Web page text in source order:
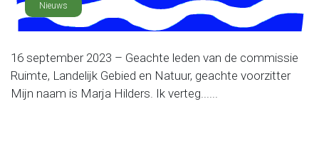
Nieuws
16 september 2023 – Geachte leden van de commissie
Ruimte, Landelijk Gebied en Natuur, geachte voorzitter
Mijn naam is Marja Hilders. Ik verteg......